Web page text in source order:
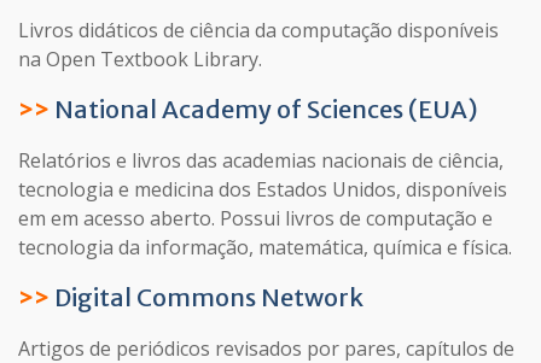
Livros didáticos de ciência da computação disponíveis
na Open Textbook Library.
>> National Academy of Sciences (EUA)
Relatórios e livros das academias nacionais de ciência,
tecnologia e medicina dos Estados Unidos, disponíveis
em em acesso aberto. Possui livros de computação e
tecnologia da informação, matemática, química e física.
>> Digital Commons Network
Artigos de periódicos revisados ​​por pares, capítulos de